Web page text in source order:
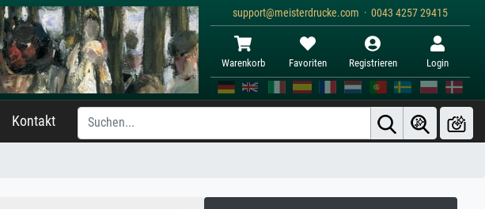
support@meisterdrucke.com · 0043 4257 29415
Warenkorb Favoriten Registrieren Login
Kontakt